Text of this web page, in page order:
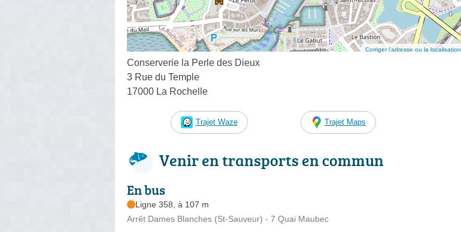
Corriger l’adresse ou la localisation
Conserverie la Perle des Dieux
3 Rue du Temple
17000 La Rochelle
Trajet Waze Trajet Maps
Venir en transports en commun
En bus
Ligne 358, à 107 m
Arrêt Dames Blanches (St-Sauveur) - 7 Quai Maubec